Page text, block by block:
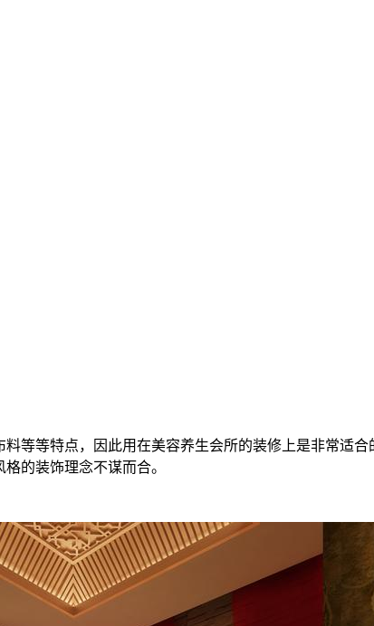
等等特点，因此用在美容养生会所的装修上是非常适
的装饰理念不谋而合。